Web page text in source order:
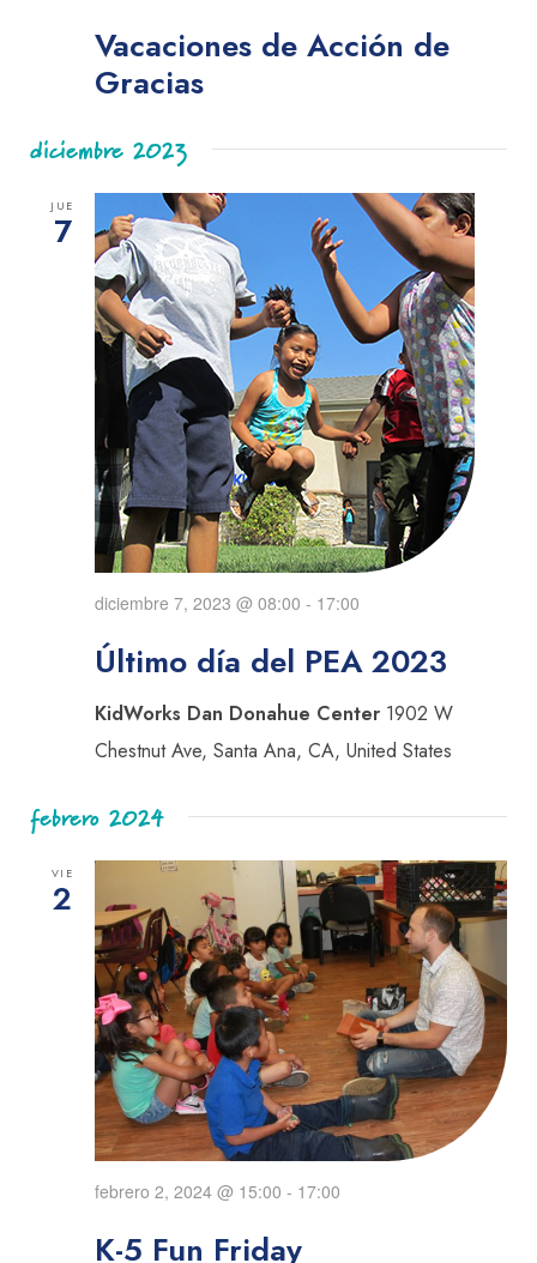
Vacaciones de Acción de
Gracias
diciembre 2023
JUE
7
Último día del PEA 2023
diciembre 7, 2023 @ 08:00 - 17:00
KidWorks Dan Donahue Center 1902 W
Chestnut Ave, Santa Ana, CA, United States
febrero 2024
VIE
2
K-5 Fun Friday
febrero 2, 2024 @ 15:00 - 17:00